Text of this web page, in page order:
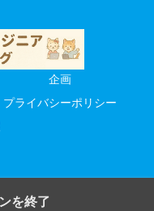
企画
プライバシーポリシー
プライバシーポリ
を終了